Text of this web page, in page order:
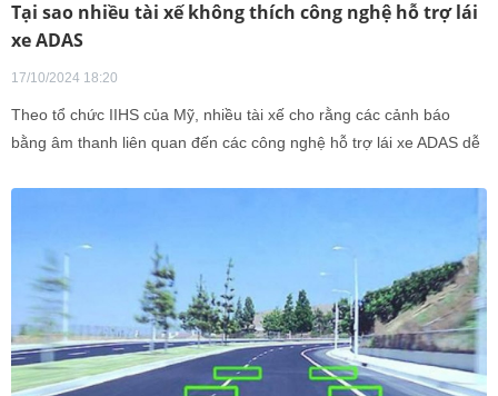
Tại sao nhiều tài xế không thích công nghệ hỗ trợ lái
xe ADAS
17/10/2024 18:20
Theo tổ chức IIHS của Mỹ, nhiều tài xế cho rằng các cảnh báo
bằng âm thanh liên quan đến các công nghệ hỗ trợ lái xe ADAS dễ